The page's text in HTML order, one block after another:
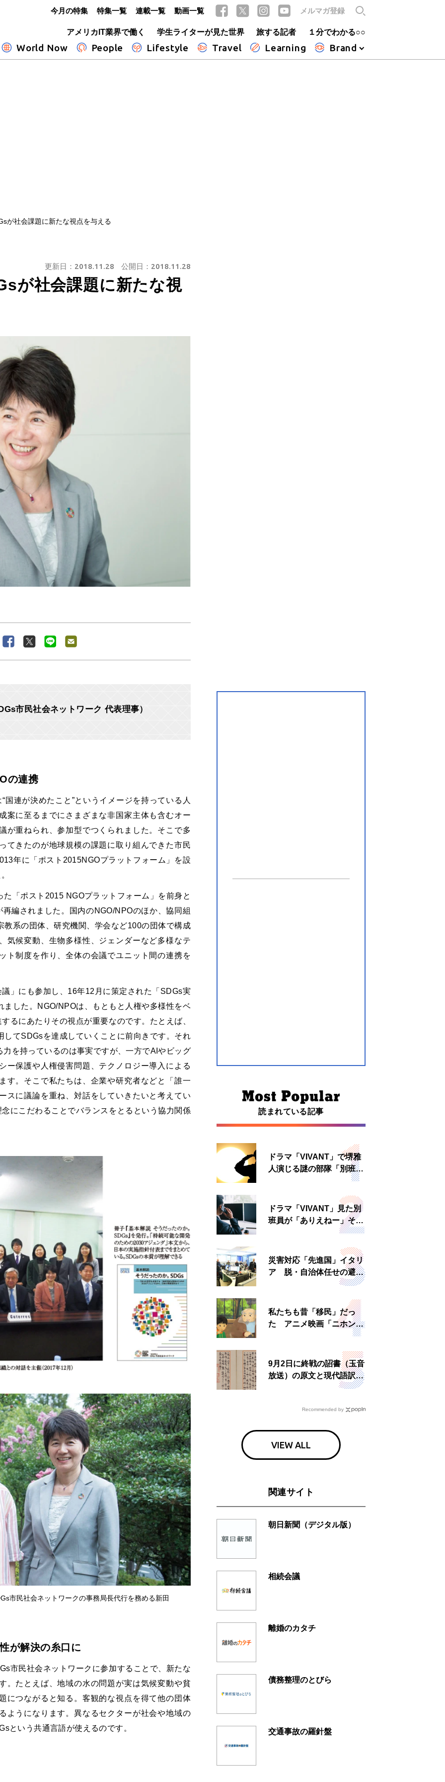
アメリカIT業界で働く
学生ライターが見た世界 旅する記者 １分でわかる○○
World Now People Lifestyle Travel Learning Brand
今月の特集 特集一覧 連載一覧 動画一覧 メルマガ登録
が社会課題に新たな視点を与える
が社会課題に新たな視
更新日： 2018.11.28 公開日： 2018.11.28
市民社会ネットワーク 代表理事）
の連携
連が決めたこと”というイメージを持っている人
案に至るまでにさまざまな非国家主体も含むオー
が重ねられ、参加型でつくられました。そこで多
てきたのが地球規模の課題に取り組んできた市民
年に「ポスト2015NGOプラットフォーム」を設
「ポスト2015 NGOプラットフォーム」を前身と
編されました。国内のNGO/NPOのほか、協同組
系の団体、研究機関、学会など100の団体で構成
気候変動、生物多様性、ジェンダーなど多様なテ
ト制度を作り、全体の会議でユニット間の連携を
」にも参加し、16年12月に策定された「SDGs実
した。NGO/NPOは、もともと人権や多様性をベ
るにあたりその視点が重要なのです。たとえば、
てSDGsを達成していくことに前向きです。それ
を持っているのは事実ですが、一方でAIやビッグ
ー保護や人権侵害問題、テクノロジー導入による
す。そこで私たちは、企業や研究者などと「誰一
スに議論を重ね、対話をしていきたいと考えてい
にこだわることでバランスをとるという協力関係
市民社会ネットワークの事務局長代行を務める新田
が解決の糸口に
市民社会ネットワークに参加することで、新たな
。たとえば、地域の水の問題が実は気候変動や貧
につながると知る。客観的な視点を得て他の団体
ようになります。異なるセクターが社会や地域の
という共通言語が使えるのです。
読まれている記事
ドラマ「VIVANT」で堺雅
人演じる謎の部隊「別班」
は実在する？内情知る人物
ドラマ「VIVANT」見た別
班員が「ありえねー」その
理由とは 非公然組織ゆえ
災害対応「先進国」イタリ
ア 脱・自治体任せの避難
所運営、被災者への温かい
私たちも昔「移民」だっ
た アニメ映画「ニホンジ
9月2日に終戦の詔書（玉音
放送）の原文と現代語訳を
読む もう一つの「終戦の
Recommended by
VIEW ALL
関連サイト
朝日新聞（デジタル版）
相続会議
離婚のカタチ
債務整理のとびら
交通事故の羅針盤